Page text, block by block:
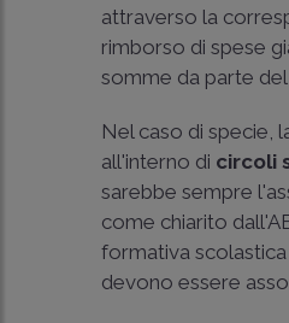
attraverso la
rimborso di spese
somme da parte
Nel caso di specie,
all'interno di circoli
sarebbe sempre
come chiarito
formativa
devono essere